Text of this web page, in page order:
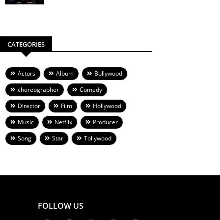
CATEGORIES
Actors Album
Bollywood
choreographer
Comedy
Director
Film
Hollywood
Music
Netflix
Producer
Song
Star Tollywood
FOLLOW US